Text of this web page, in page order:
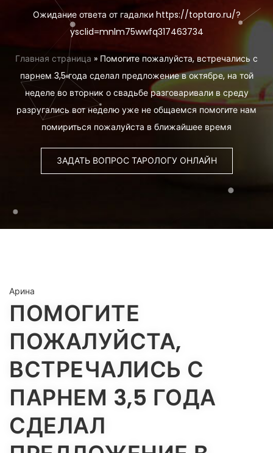
Ожидание ответа от гадалки https://toptaro.ru/?
ysclid=mnlm75wwfq317463734
Главная страница » Помогите пожалуйста, встречались с
парнем 3,5 года сделал предложение в октябре, на той
неделе во вторник о свадьбе разговаривали в среду
разругались вот неделю уже не общаемся помогите нам
помириться пожалуйста в ближайшее время
ЗАДАТЬ ВОПРОС ТАРОЛОГУ ОНЛАЙН
Арина
ПОМОГИТЕ
ПОЖАЛУЙСТА,
ВСТРЕЧАЛИСЬ С
ПАРНЕМ 3,5 ГОДА
СДЕЛАЛ